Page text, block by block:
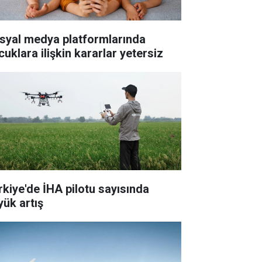
medya platformlarında
ilişkin kararlar yetersiz
İHA pilotu sayısında
artış